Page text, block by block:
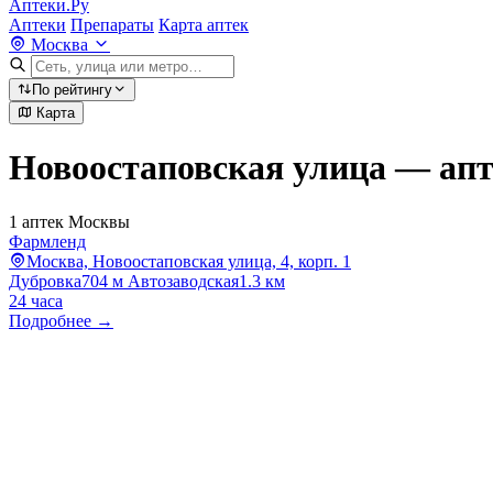
Аптеки.Ру
Аптеки Препараты Карта аптек
Москва
По рейтингу
Карта
Новоостаповская улица —
1 аптек Москвы
Фармленд
Москва, Новоостаповская улица, 4, корп. 1
Дубровка704 м Автозаводская1.3 км
24 часа
Подробнее →